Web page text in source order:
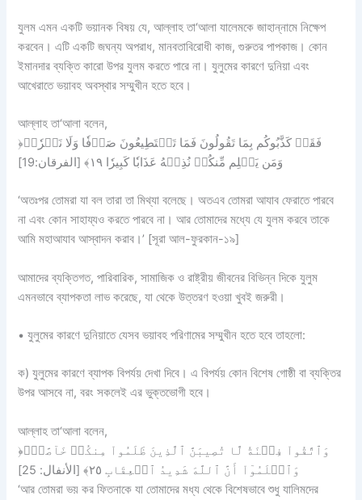
যুলম এমন একটি ভয়ানক বিষয় যে, আল্লাহ তা‘আলা যালেমকে জাহান্নামে নিক্ষেপ
করবেন। এটি একটি জঘন্য অপরাধ, মানবতাবিরোধী কাজ, গুরুতর পাপকাজ। কোন
ইমানদার ব্যক্তি কারো উপর যুলম করতে পারে না। যুলুমের কারণে দুনিয়া এবং
আখেরাতে ভয়াবহ অবস্থার সম্মুখীন হতে হবে।
আল্লাহ তা‘আলা বলেন,
﴿فَقَدۡ كَذَّبُوكُم بِمَا تَقُولُونَ فَمَا تَسۡتَطِيعُونَ صَرۡفٗا وَلَا نَصۡرٗاۚ
وَمَن يَظۡلِم مِّنكُمۡ نُذِقۡهُ عَذَابٗا كَبِيرٗا ١٩﴾ [الفرقان:19]
‘অতঃপর তোমরা যা বল তারা তা মিথ্যা বলেছে। অতএব তোমরা আযাব ফেরাতে পারবে
না এবং কোন সাহায্যও করতে পারবে না। আর তোমাদের মধ্যে যে যুলম করবে তাকে
আমি মহাআযাব আস্বাদন করাব।’ [সূরা আল-ফুরকান-১৯]
আমাদের ব্যক্তিগত, পারিবারিক, সামাজিক ও রাষ্ট্রীয় জীবনের বিভিন্ন দিকে যুলুম
এমনভাবে ব্যাপকতা লাভ করেছে, যা থেকে উত্তরণ হওয়া খুবই জরুরী।
• যুলুমের কারণে দুনিয়াতে যেসব ভয়াবহ পরিণামের সম্মুখীন হতে হবে তাহলো:
ক) যুলুমের কারণে ব্যাপক বিপর্যয় দেখা দিবে। এ বিপর্যয় কোন বিশেষ গোষ্ঠী বা ব্যক্তির
উপর আসবে না, বরং সকলেই এর ভুক্তভোগী হবে।
আল্লাহ তা‘আলা বলেন,
﴿وَٱتَّقُواْ فِتۡنَةٗ لَّا تُصِيبَنَّ ٱلَّذِينَ ظَلَمُواْ مِنكُمۡ خَآصَّةٗۖ
وَٱعۡلَمُوٓاْ أَنَّ ٱللَّهَ شَدِيدُ ٱلۡعِقَابِ ٢٥﴾ [الأنفال: 25]
‘আর তোমরা ভয় কর ফিতনাকে যা তোমাদের মধ্য থেকে বিশেষভাবে শুধু যালিমদের